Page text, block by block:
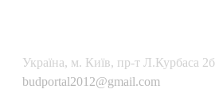
Українa, м. Київ, пр-т Л.Курбаса 2б
budportal2012@gmail.com